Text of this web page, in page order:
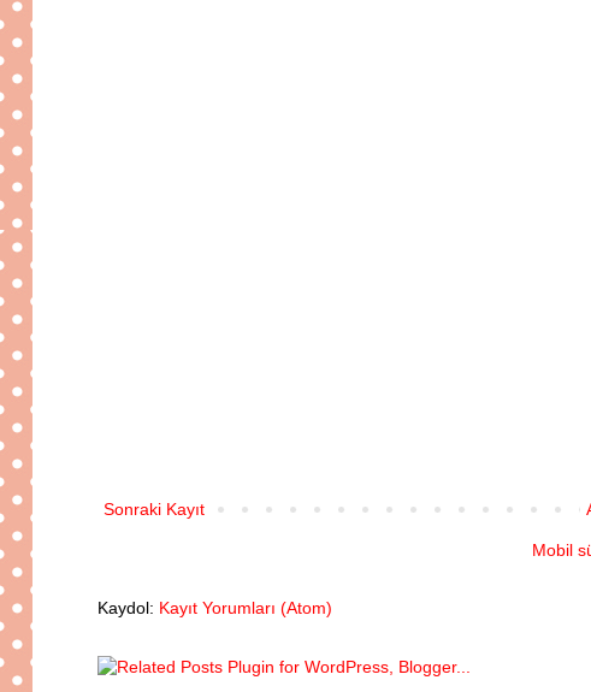
Sonraki Kayıt
Mobil
Kaydol: Kayıt Yorumları (Atom)